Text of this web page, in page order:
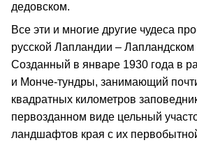
дедовском.
Все эти и многие другие чудеса
русской Лапландии – Лапландском
Созданный в январе 1930 года в
и Монче-тундры, занимающий
квадратных километров
первозданном виде цельный
ландшафтов края с их